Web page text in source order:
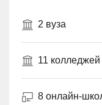
2 вуза
11 колледжей
8 онлайн-